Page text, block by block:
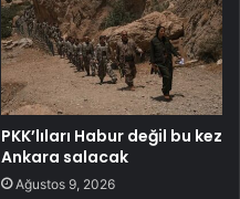
PKK’lıları Habur değil bu kez
Ankara salacak
Ağustos 9, 2026